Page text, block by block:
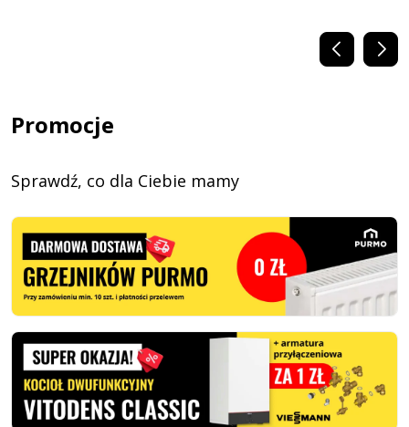
Promocje
Sprawdź, co dla Ciebie mamy